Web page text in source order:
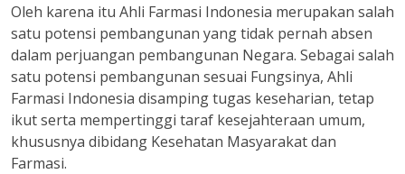
Oleh karena itu Ahli Farmasi Indonesia merupakan salah
satu potensi pembangunan yang tidak pernah absen
dalam perjuangan pembangunan Negara. Sebagai salah
satu potensi pembangunan sesuai Fungsinya, Ahli
Farmasi Indonesia disamping tugas keseharian, tetap
ikut serta mempertinggi taraf kesejahteraan umum,
khususnya dibidang Kesehatan Masyarakat dan
Farmasi.